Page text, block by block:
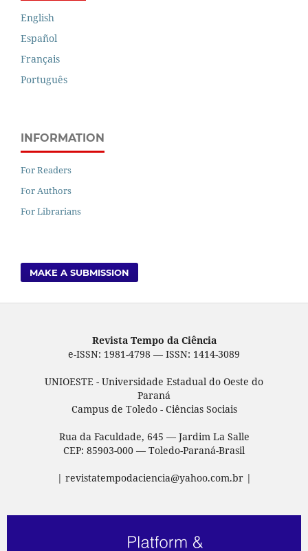
English
Español
Français
Português
INFORMATION
For Readers
For Authors
For Librarians
MAKE A SUBMISSION
Revista Tempo da Ciência
e-ISSN: 1981-4798 — ISSN: 1414-3089
UNIOESTE - Universidade Estadual do Oeste do
Paraná
Campus de Toledo - Ciências Sociais
Rua da Faculdade, 645 — Jardim La Salle
CEP: 85903-000 — Toledo-Paraná-Brasil
| revistatempodaciencia@yahoo.com.br |